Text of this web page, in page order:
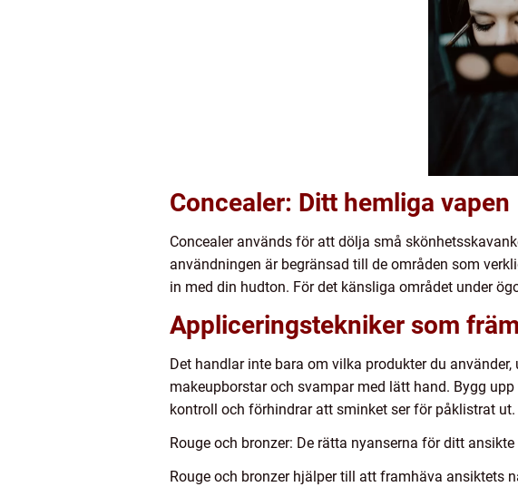
Concealer: Ditt hemliga vapen
Concealer används för att dölja små
användningen är begränsad till de områden som
in med din hudton. För det känsliga området under
Appliceringstekniker som
Det handlar inte bara om vilka produkter du
makeupborstar och svampar med lätt hand. Bygg
kontroll och förhindrar att sminket ser för påklistrat ut.
Rouge och bronzer: De rätta nyanserna för ditt ansikte
Rouge och bronzer hjälper till att framhäva ansiktets